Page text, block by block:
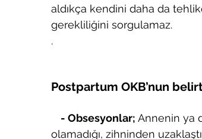
aldıkça kendini daha da
gerekliliğini sorgulamaz.
.
Postpartum OKB’nun
    - Obsesyonlar;
Annenin ya
olamadığı, zihninden